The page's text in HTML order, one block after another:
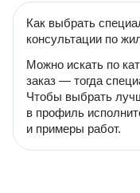
Как выбрать
консультации по
Можно искать по
заказ — тогда
Чтобы выбрать
в профиль
и примеры работ.